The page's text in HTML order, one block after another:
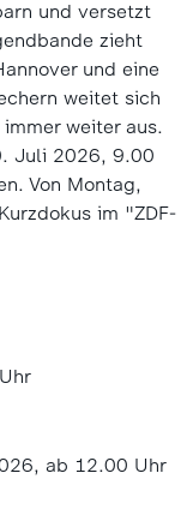
und versetzt
zieht
und eine
weitet sich
weiter aus.
Juli 2026, 9.00
Von Montag,
im "ZDF-
ab 12.00 Uhr